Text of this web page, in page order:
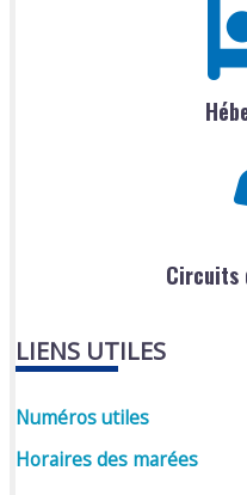
Circuits
LIENS UTILES
Numéros utiles
Horaires des marées